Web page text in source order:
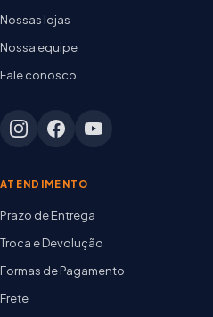
Nossas lojas
Nossa equipe
Fale conosco
ATENDIMENTO
Prazo de Entrega
Troca e Devolução
Formas de Pagamento
Frete